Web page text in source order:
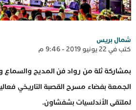
شمال بريس
كتب في 22 يونيو 2019 - 9:46 م
بمشاركة ثلة من رواد فن المديح والسماع
الجمعة بفضاء مسرح القصبة التاريخي
لملتقى الأندلسيات بشفشاون.